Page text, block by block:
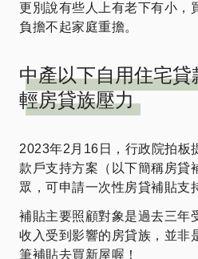
更別說有些人上有老下有小，
負擔不起家庭重擔。
中產以下自用住宅
輕房貸族壓力
2023年2月16日，行政院拍板
款戶支持方案（以下簡稱房貸
眾，可申請一次性房貸補貼支
補貼主要照顧對象是過去三年
收入受到影響的房貸族，並非
筆補貼去買新屋喔！